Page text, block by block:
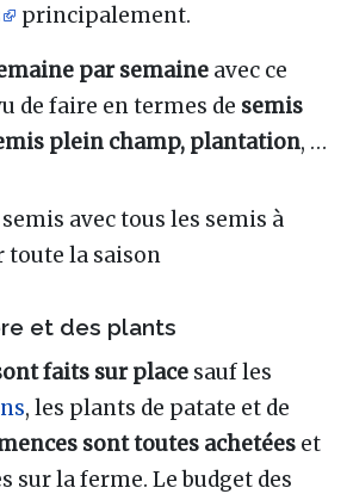
principalement.
par semaine avec ce
de faire en termes de semis
plein champ, plantation, …
avec tous les semis à
toute la saison
et des plants
faits sur place sauf les
, les plants de patate et de
sont toutes achetées et
sur la ferme. Le budget des